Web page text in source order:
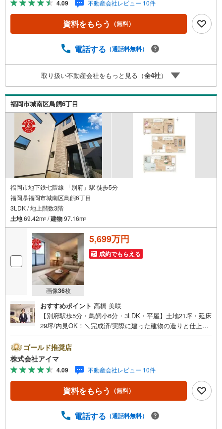
タ基礎。地盤調査を実施済み。完了検査済証の交付済み。
ほかにフラット35Sに対応・フラット35S適合証明書も備え
ます。■通学・周辺2駅を使い分けできます。最寄駅まで徒
サポートアイマは福岡の新築一戸建て・マンションの専門
年の返済プランもご用意平日も夜間もご見学OK/ご自宅・
最寄り駅まで送迎無料/オンライン相談OK「見るだけ」
「ローン相談だけ」でも歓迎します他社でローンが難しい
と言われた方、転職後で審査にご不安の方もご相談くださ
いお住まい探しのご相談だけでも承っております
4.09 不動産会社レビュー 10件
資料をもらう （無料）
電話する （通話料無料）
取り扱い不動産会社をもっと見る（全4社）
福岡市城南区鳥飼6丁目
福岡市地下鉄七隈線 「別府」駅 徒歩5分
福岡県福岡市城南区鳥飼6丁目
3LDK / 地上階数3階
土地69.42m2 /建物97.16m2
画像36枚
5,699万円
成約でもらえる
おすすめポイント 高橋 美咲
【別府駅歩5分・鳥飼小6分・3LDK・平屋】土地21坪・延床
29坪/内見OK！＼完成済/実際に建った建物の造りと仕上が
ワンフロア設計で、子育て期からシニア期まで安心して暮
らせます。■広さ・間取り間取りは3LDK・LDK15帖以上。
土地約21坪・延床約29坪と、暮らしの広さを数字でご確認
いただけます。■品質・保証住まいの品質を支える裏付けで
す。基礎は面で支えるベタ基礎。地盤調査を実施済み。築2
年以内の新しい住まい。ほかに外壁サイディング・即引渡
す。ほかにフローリング・2階LDKも備えます。■アイマの
ゴールド推奨店
株式会社アイマ
4.09 不動産会社レビュー 10件
資料をもらう （無料）
電話する （通話料無料）